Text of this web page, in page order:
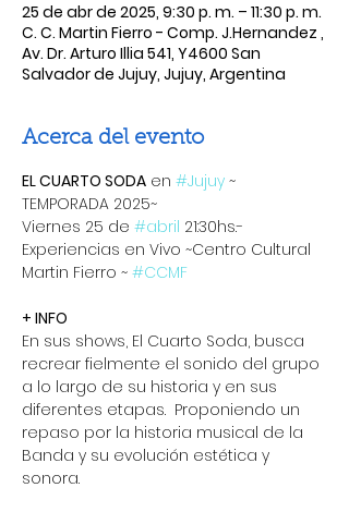
25 de abr de 2025, 9:30 p. m. – 11:30 p. m.
C. C. Martin Fierro - Comp. J.Hernandez ,
Av. Dr. Arturo Illia 541, Y4600 San
Salvador de Jujuy, Jujuy, Argentina
Acerca del evento
EL CUARTO SODA en #Jujuy ~
TEMPORADA 2025~
Viernes 25 de #abril 21:30hs.-
Experiencias en Vivo ~Centro Cultural
Martin Fierro ~ #CCMF
+ INFO
En sus shows, El Cuarto Soda, busca
recrear fielmente el sonido del grupo
a lo largo de su historia y en sus
diferentes etapas.  Proponiendo un
repaso por la historia musical de la
Banda y su evolución estética y
sonora.